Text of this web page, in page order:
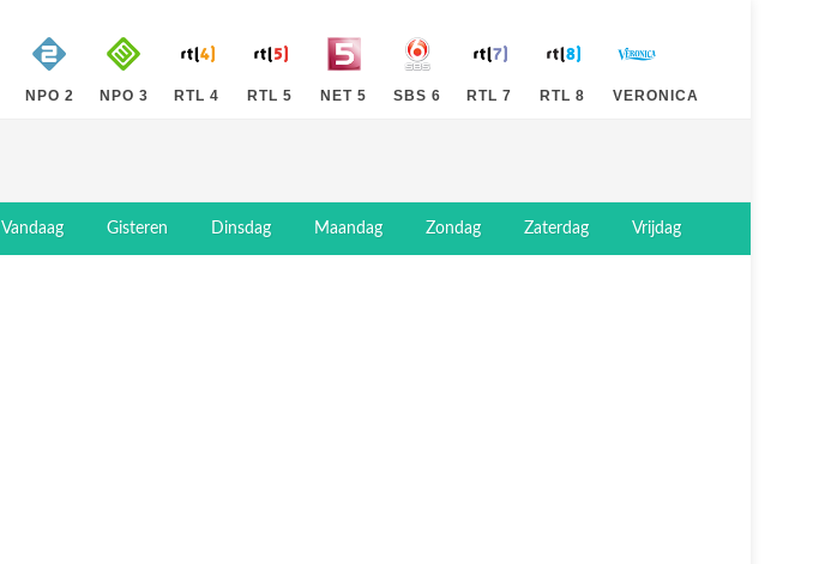
NPO 2 NPO 3 RTL 4 RTL 5 NET 5 SBS 6 RTL 7 RTL 8 VERONICA
Vandaag Gisteren Dinsdag Maandag Zondag Zaterdag Vrijdag